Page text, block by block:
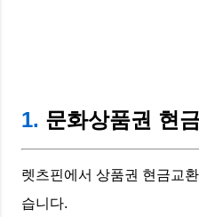
1. 문화상품권 현
렛츠핀에서 상품권 현금교
습니다.